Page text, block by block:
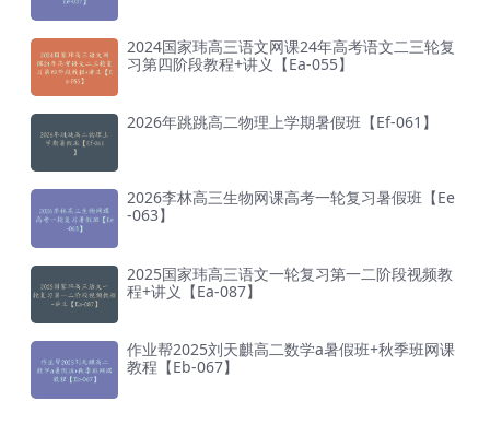
2024国家玮高三语文网课24年高考语文二三轮复
习第四阶段教程+讲义【Ea-055】
2026年跳跳高二物理上学期暑假班【Ef-061】
2026李林高三生物网课高考一轮复习暑假班【Ee
-063】
2025国家玮高三语文一轮复习第一二阶段视频教
程+讲义【Ea-087】
作业帮2025刘天麒高二数学a暑假班+秋季班网课
教程【Eb-067】